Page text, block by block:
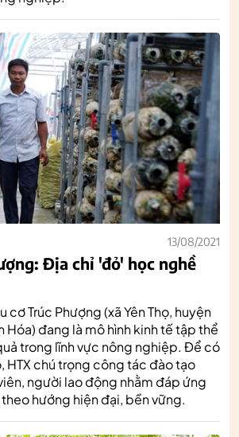
13/08/2021
Địa chỉ 'đỏ' học nghề
cơ Trúc Phượng (xã Yên Thọ, huyện
Hóa) đang là mô hình kinh tế tập thể
trong lĩnh vực nông nghiệp. Để có
HTX chú trọng công tác đào tạo
người lao động nhằm đáp ứng
theo hướng hiện đại, bền vững.